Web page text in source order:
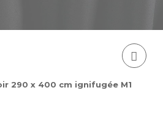
290 x 400 cm ignifugée M1